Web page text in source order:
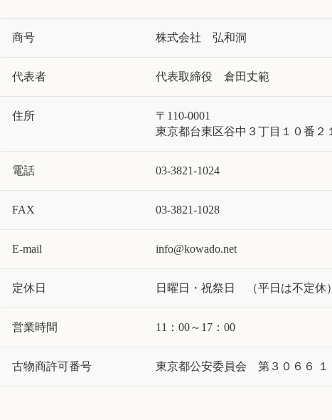
商号 株式会社 弘和洞
代表者 代表取締役 倉田丈範
住所
〒110-0001
東京都台東区谷中３丁目１０番２
電話 03-3821-1024
FAX 03-3821-1028
E-mail info@kowado.net
定休日 日曜日・祝祭日 （平日は不定休
営業時間 11：00～17：00
古物商許可番号 東京都公安委員会 第３０６６ １